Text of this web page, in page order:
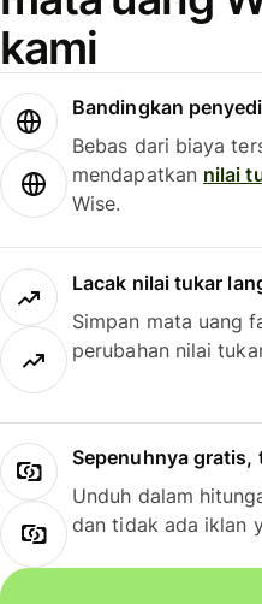
kami
Bandingkan
Bebas dari biaya
mendapatkan nilai
Wise.
Lacak nilai tukar
Simpan mata uang
perubahan nilai
Sepenuhnya gratis,
Unduh dalam
dan tidak ada iklan